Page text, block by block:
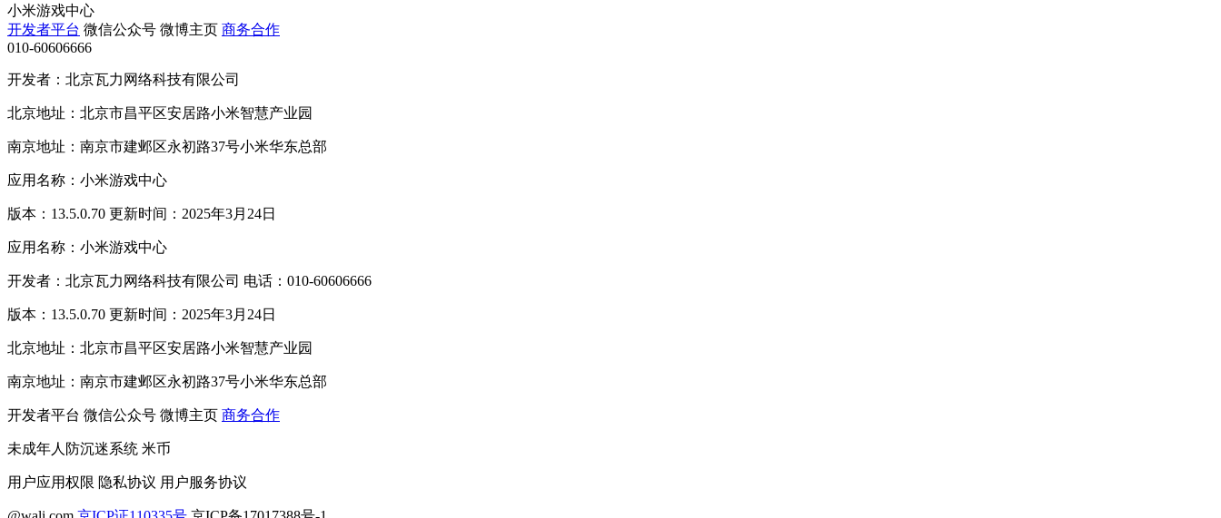
小米游戏中心
开发者平台 微信公众号 微博主页 商务合作
010-60606666
开发者：北京瓦力网络科技有限公司
北京地址：北京市昌平区安居路小米智慧产业园
南京地址：南京市建邺区永初路37号小米华东总部
应用名称：小米游戏中心
版本：13.5.0.70 更新时间：2025年3月24日
应用名称：小米游戏中心
开发者：北京瓦力网络科技有限公司 电话：010-60606666
版本：13.5.0.70 更新时间：2025年3月24日
北京地址：北京市昌平区安居路小米智慧产业园
南京地址：南京市建邺区永初路37号小米华东总部
开发者平台 微信公众号 微博主页 商务合作
未成年人防沉迷系统 米币
用户应用权限 隐私协议 用户服务协议